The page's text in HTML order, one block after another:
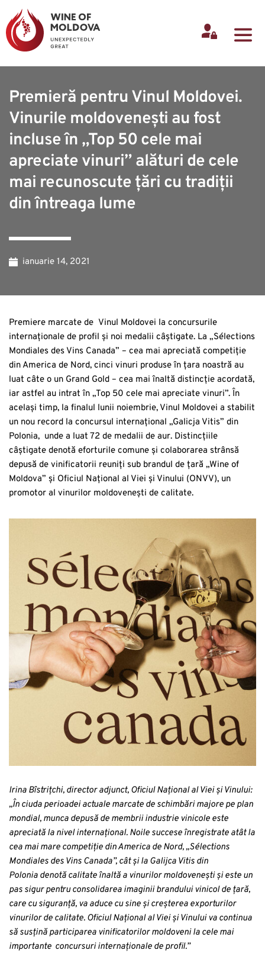
Premieră pentru Vinul Moldovei.
Vinurile moldovenești au fost
incluse în „Top 50 cele mai
apreciate vinuri” alături de cele
mai recunoscute țări cu tradiții
din întreaga lume
ianuarie 14, 2021
Premiere marcate de Vinul Moldovei la concursurile
internaționale de profil și noi medalii câștigate. La „Sélections
Mondiales des Vins Canada” – cea mai apreciată competiție
din America de Nord, cinci vinuri produse în țara noastră au
luat câte o un Grand Gold – cea mai înaltă distincție acordată,
iar astfel au intrat în „Top 50 cele mai apreciate vinuri”. În
același timp, la finalul lunii noiembrie, Vinul Moldovei a stabilit
un nou record la concursul internațional „Galicja Vitis” din
Polonia, unde a luat 72 de medalii de aur. Distincțiile
câștigate denotă eforturile comune și colaborarea strânsă
depusă de vinificatorii reuniți sub brandul de țară „Wine of
Moldova” și Oficiul Național al Viei și Vinului (ONVV), un
promotor al vinurilor moldovenești de calitate.
Irina Bîstrițchi, director adjunct, Oficiul Național al Viei și Vinului:
„În ciuda perioadei actuale marcate de schimbări majore pe plan
mondial, munca depusă de membrii industrie vinicole este
apreciată la nivel internațional. Noile succese înregistrate atât la
cea mai mare competiție din America de Nord, „Sélections
Mondiales des Vins Canada”, cât și la Galijca Vitis din
Polonia denotă calitate înaltă a vinurilor moldovenești și este un
pas sigur pentru consolidarea imaginii brandului vinicol de țară,
care cu siguranță, va aduce cu sine și creșterea exporturilor
vinurilor de calitate. Oficiul Național al Viei și Vinului va continua
să susțină participarea vinificatorilor moldoveni la cele mai
importante concursuri internaționale de profil.”